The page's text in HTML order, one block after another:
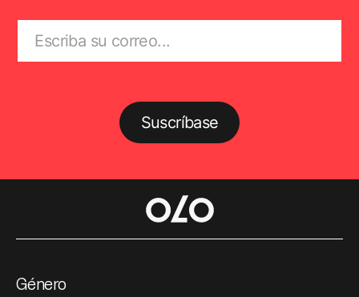
Suscríbase
Género